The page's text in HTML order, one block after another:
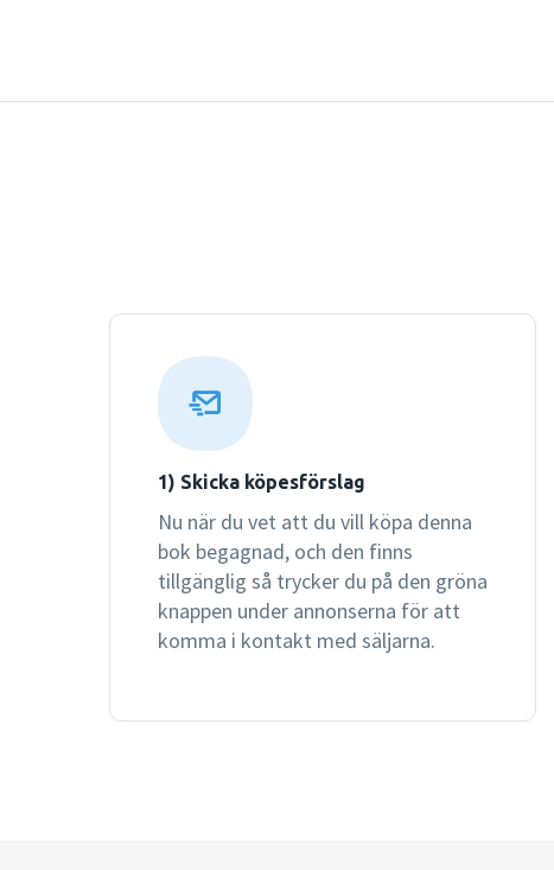
1) Skicka köpesförslag
Nu när du vet att du vill köpa denna
bok begagnad, och den finns
tillgänglig så trycker du på den gröna
knappen under annonserna för att
komma i kontakt med säljarna.